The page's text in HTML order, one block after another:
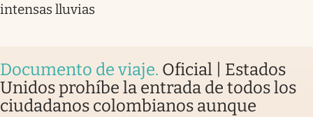
intensas lluvias
Documento de viaje. Oficial | Estados
Unidos prohíbe la entrada de todos los
ciudadanos colombianos aunque